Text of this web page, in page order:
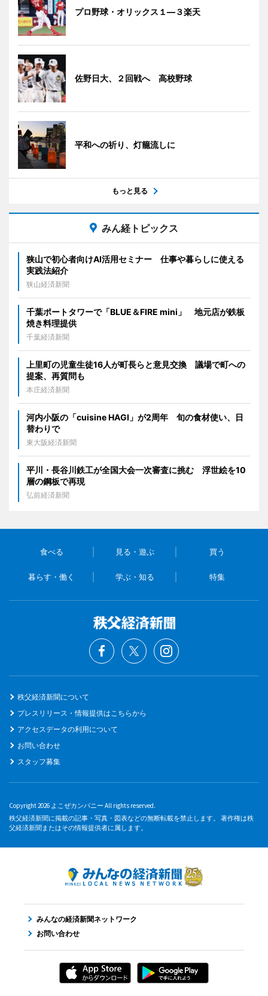
プロ野球・オリックス１―３楽天
佐野日大、２回戦へ 高校野球
平和への祈り、灯籠流しに
もっと見る
みん経トピックス
狭山で初心者向けAI活用セミナー 仕事や暮らしに使える
実践法紹介
狭山経済新聞
千葉ポートタワーで「BLUE＆FIRE mini」 地元店が鉄板
焼き料理提供
千葉経済新聞
上里町の児童生徒16人が町長らと意見交換 議場で町への
提案、再質問も
本庄経済新聞
河内小阪の「cuisine HAGI」が2周年 旬の食材使い、日
替わりで
東大阪経済新聞
平川・長谷川鉄工が全国大会一次審査に挑む 浮世絵を10
層の鋼板で再現
弘前経済新聞
食べる 見る・遊ぶ 買う
暮らす・働く 学ぶ・知る 特集
秩父経済新聞について
プレスリリース・情報提供はこちらから
アクセスデータの利用について
お問い合わせ
スタッフ募集
Copyright 2026 よこぜカンパニー All rights reserved.
秩父経済新聞に掲載の記事・写真・図表などの無断転載を禁止します。 著作権は秩
父経済新聞またはその情報提供者に属します。
みんなの経済新聞ネットワーク
お問い合わせ